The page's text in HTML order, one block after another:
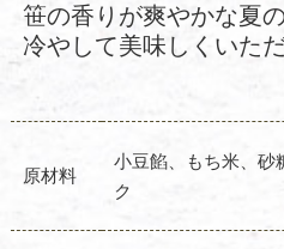
笹の香りが爽やかな夏の
冷やして美味しくいただ
原材料
小豆餡、もち米、砂
ク